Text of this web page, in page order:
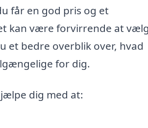
får en god pris og et
kan være forvirrende at
et bedre overblik over, hvad
for dig.
dig med at: